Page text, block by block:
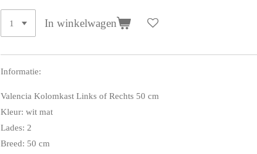
In winkelwagen
Informatie:
Valencia Kolomkast Links of Rechts 50 cm
Kleur: wit mat
Lades: 2
Breed: 50 cm